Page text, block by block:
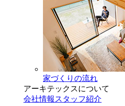
家づくりの流れ
アーキテックスについて
会社情報 スタッフ紹介